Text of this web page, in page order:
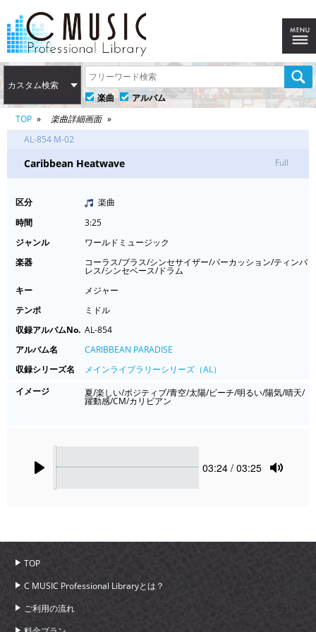
カスタム検索
楽曲
アルバム
TOP
楽曲詳細画面
AL-854 M-02
Caribbean Heatwave Full
区分
楽曲
時間
3:25
ジャンル
ワールドミュージック
楽器
コーラス/ブラス/シンセサイザー/パーカッション/ティンバ
レス/シンセベース/ドラム
キー
メジャー
テンポ
ミドル
収録アルバムNo. AL-854
アルバム名
CARIBBEAN PARADISE
収録シリーズ名
メインライブラリーシリーズ（AL）
イメージ
夏/楽しい/ポジティブ/青空/太陽/ビーチ/明るい/陽気/晴天/
躍動感/CM/カリビアン
Current
03:24 / 03:25
TOP
C MUSIC Professional Libraryとは？
ご利用の流れ